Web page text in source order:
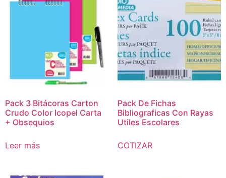
Pack 3 Bitácoras Carton
Crudo Color Icopel Carta
+ Obsequios
Leer más
Pack De Fichas
Bibliograficas Con Rayas
Utiles Escolares
COTIZAR